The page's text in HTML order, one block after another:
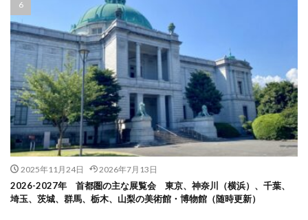
2025年11月24日 2026年7月13日
2026-2027年 首都圏の主な展覧会 東京、神奈川（横浜）、千葉、
埼玉、茨城、群馬、栃木、山梨の美術館・博物館（随時更新）